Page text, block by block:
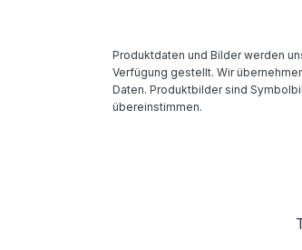
Produktdaten und Bilder werden
Verfügung gestellt. Wir
Daten. Produktbilder sind
übereinstimmen.